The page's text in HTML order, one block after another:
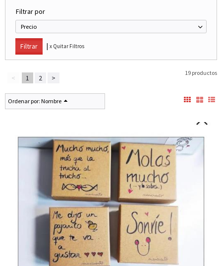
Filtrar por
Precio
| x Quitar Filtros
< 1 2 >
19 productos
Ordenar por: Nombre